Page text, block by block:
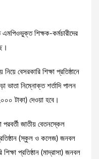
এমপিওভুক্ত শিক্ষক-কর্মচারীদের
বেসরকারি শিক্ষা প্রতিষ্ঠানে
ভাতা নিম্নোক্ত শর্তাদি পালন
টাকা) দেওয়া হবে।
জাতীয় বেতনস্কেল
(স্কুল ও কলেজ) জনবল
প্রতিষ্ঠান (মাদ্রাসা) জনবল